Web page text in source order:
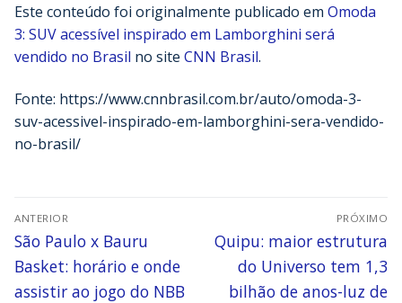
Este conteúdo foi originalmente publicado em Omoda
3: SUV acessível inspirado em Lamborghini será
vendido no Brasil no site CNN Brasil.
Fonte: https://www.cnnbrasil.com.br/auto/omoda-3-
suv-acessivel-inspirado-em-lamborghini-sera-vendido-
no-brasil/
ANTERIOR
São Paulo x Bauru
Basket: horário e onde
assistir ao jogo do NBB
PRÓXIMO
Quipu: maior estrutura
do Universo tem 1,3
bilhão de anos-luz de